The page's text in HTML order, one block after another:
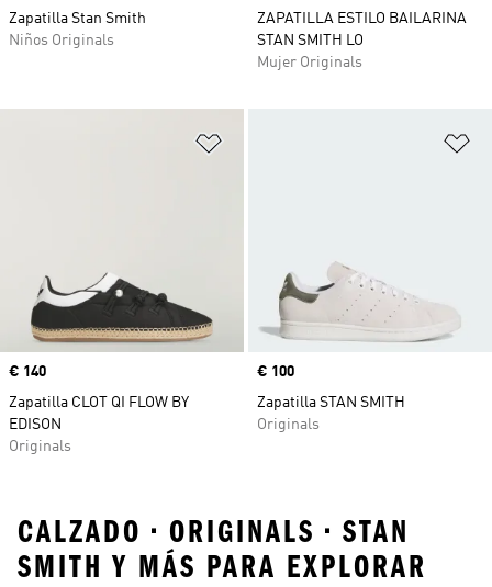
Zapatilla Stan Smith
Niños Originals
ZAPATILLA ESTILO BAILARINA
STAN SMITH LO
Mujer Originals
Precio
€ 140
Zapatilla CLOT QI FLOW BY
EDISON
Originals
Precio
€ 100
Zapatilla STAN SMITH
Originals
CALZADO • ORIGINALS • STAN
SMITH Y MÁS PARA EXPLORAR